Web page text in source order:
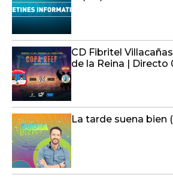
CD Fibritel
de la Reina | Directo
La tarde suena bien